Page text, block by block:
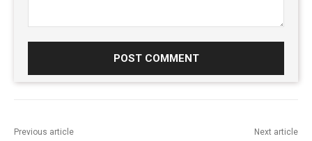
Previous article Next article